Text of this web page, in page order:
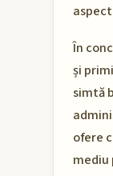
În
și
simtă
ofere
mediu